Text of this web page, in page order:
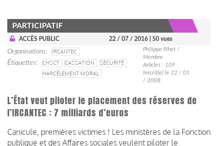
PARTICIPATIF
ACCÈS PUBLIC 22 / 07 / 2016 | 50 vues
Organisations
IRCANTEC
Étiquettes
CHSCT CASSATION
SÉCURITÉ
HARCÈLEMENT MORAL
Philippe Pihet /
Membre
Articles : 109
Inscrit(e) le 22 / 01
/ 2008
L’État veut piloter le placement des réserves de
l’IRCANTEC : 7 milliards d’euros
Canicule, premières victimes ! Les ministères de la Fonction
publique et des Affaires sociales veulent piloter le